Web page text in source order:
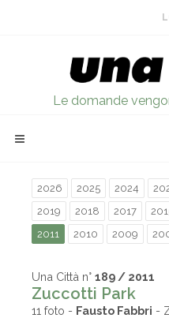
Le domande
2026 2025 2024
2019
2018 2017
2011
2010 2009
Una Città n° 189 / 2011
Zuccotti Park
11 foto - Fausto Fabbri -